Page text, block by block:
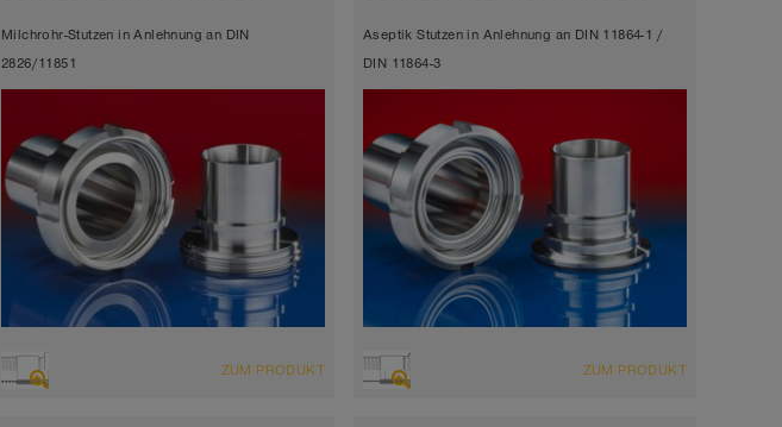
Milchrohr-Stutzen in Anlehnung an DIN
2826/11851
ZUM PRODUKT
Aseptik Stutzen in Anlehnung an DIN 11864-1 /
DIN 11864-3
ZUM PRODUKT